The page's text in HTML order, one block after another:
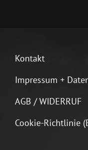
Kontakt
Impressum +
AGB / WIDERRUF
Cookie-Richtlinie